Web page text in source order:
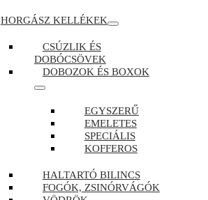
HORGÁSZ KELLÉKEK
CSÚZLIK ÉS
DOBÓCSÖVEK
DOBOZOK ÉS BOXOK
EGYSZERŰ
EMELETES
SPECIÁLIS
KOFFEROS
HALTARTÓ BILINCS
FOGÓK, ZSINÓRVÁGÓK